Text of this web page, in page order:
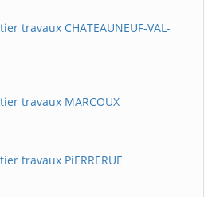
travaux CHATEAUNEUF-VAL-
travaux MARCOUX
travaux PiERRERUE